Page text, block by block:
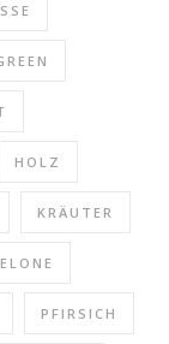
HOLZ
KRÄUTER
PFIRSICH